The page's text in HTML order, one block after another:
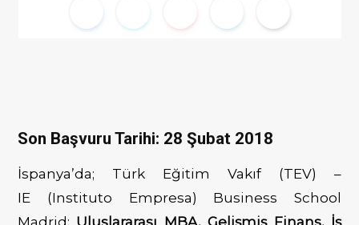
o e
Son Başvuru Tarihi: 28 Şubat 2018
İspanya’da; Türk Eğitim Vakıf (TEV) –
IE (Instituto Empresa) Business School